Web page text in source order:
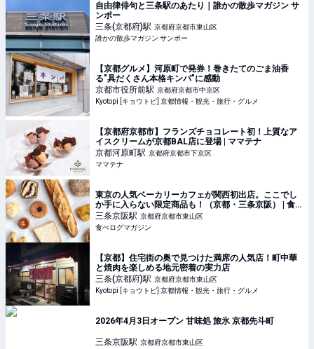
自由律俳句と三条駅のあたり｜誰かの散歩マガジン サ
ンポー
三条(京都府)駅 京都府京都市東山区
誰かの散歩マガジン サンポー
【京都グルメ】河原町で発券！巻きたてのごま油香
る"具だくさん本格キンパ"に感動
京都市役所前駅 京都府京都市中京区
Kyotopi [キョウトピ] 京都情報・観光・旅行・グルメ
【京都府京都市】フランズチョコレート初！上質なア
イスクリームが京都BAL店に登場 | ママテナ
京都河原町駅 京都府京都市下京区
ママテナ
東京の人気ベーカリーカフェが関西初出店。ここでし
か手に入らない限定商品も！（京都・三条京阪） | 食
べログマガジン
三条京阪駅 京都府京都市東山区
食べログマガジン
【京都】住宅街の奥で見つけた満席の人気店！町中華
と焼肉を楽しめる地元密着の実力店
三条(京都府)駅 京都府京都市東山区
Kyotopi [キョウトピ] 京都情報・観光・旅行・グルメ
2026年4月3日オープン 甘味処 旅氷 京都先斗町
三条京阪駅 京都府京都市東山区